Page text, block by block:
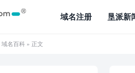
域名注册 垦派新
域名百科 » 正文